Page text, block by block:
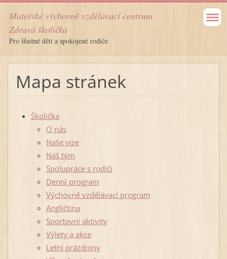
Mateřské výchovně vzdělávací centrum
Zdravá školička
Pro šťastné děti a spokojené rodiče
Mapa stránek
Školička
O nás
Naše vize
Náš tým
Spolupráce s rodiči
Denní program
Výchovně vzdělávací program
Angličtina
Sportovní aktivity
Výlety a akce
Letní prázdniny